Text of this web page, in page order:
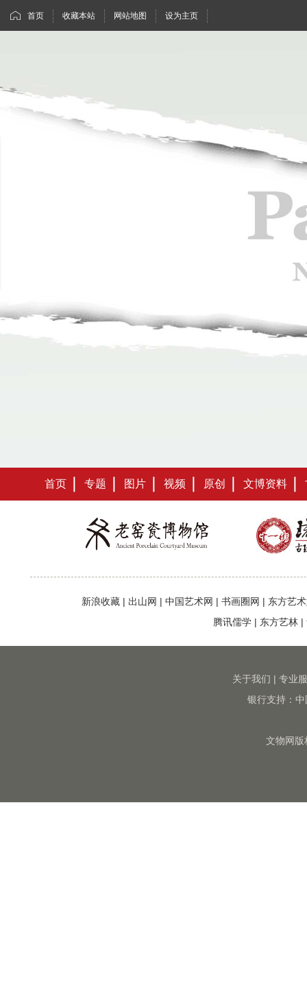
首页 收藏本站 网站地图 设为主页
首页 专题 图片 视频 原创 文博资料
新浪收藏 | 出山网 | 中国艺术网 | 书画圈网 | 东方艺
腾讯儒学 | 东方艺林 |
关于我们 | 专业
银行支持：
文物网